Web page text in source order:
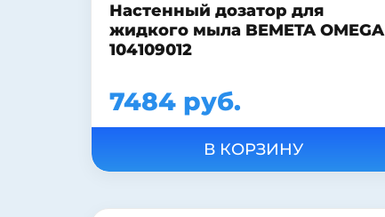
Настенный дозатор для
жидкого мыла BEMETA OMEGA
104109012
7484 руб.